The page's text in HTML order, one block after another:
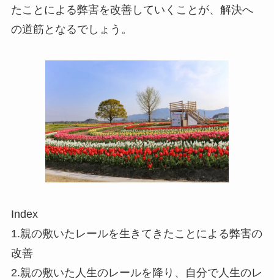
たことによる弊害を改善していくことが、解決へ
の道筋となるでしょう。
Index
1.親の敷いたレールを生きてきたことによる弊害の
改善
2.親の敷いた人生のレールを降り、自分で人生のレ